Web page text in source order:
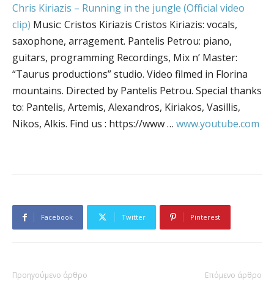
Chris Kiriazis – Running in the jungle (Official video
clip) Music: Cristos Kiriazis Cristos Kiriazis: vocals,
saxophone, arragement. Pantelis Petrou: piano,
guitars, programming Recordings, Mix n’ Master:
“Taurus productions” studio. Video filmed in Florina
mountains. Directed by Pantelis Petrou. Special thanks
to: Pantelis, Artemis, Alexandros, Kiriakos, Vasillis,
Nikos, Alkis. Find us : https://www … www.youtube.com
Facebook Twitter Pinterest
Προηγούμενο άρθρο Επόμενο άρθρο